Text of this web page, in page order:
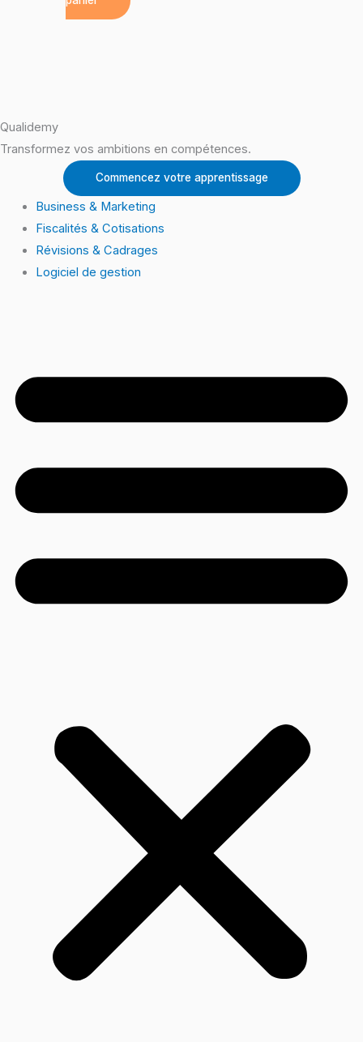
Qualidemy
Transformez vos ambitions en compétences.
Commencez votre apprentissage
Business & Marketing
Fiscalités & Cotisations
Révisions & Cadrages
Logiciel de gestion